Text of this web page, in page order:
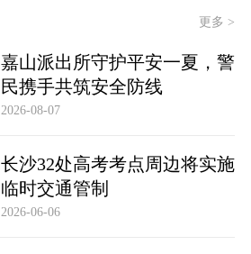
更多 >
嘉山派出所守护平安一夏，警
民携手共筑安全防线
2026-08-07
长沙32处高考考点周边将实施
临时交通管制
2026-06-06